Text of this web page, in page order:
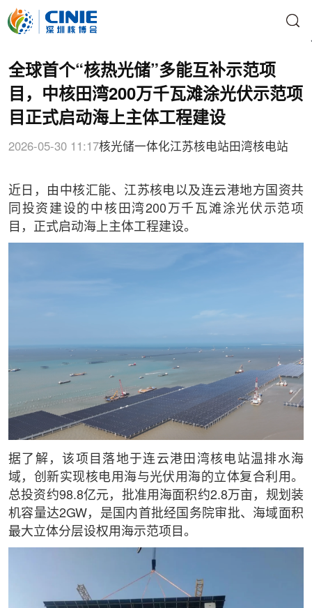
全球首个“核热光储”多能互补示范项
目，中核田湾200万千瓦滩涂光伏示范项
目正式启动海上主体工程建设
2026-05-30 11:17核光储一体化江苏核电站田湾核电站
近日，由中核汇能、江苏核电以及连云港地方国资共
同投资建设的中核田湾200万千瓦滩涂光伏示范项
目，正式启动海上主体工程建设。
据了解，该项目落地于连云港田湾核电站温排水海
域，创新实现核电用海与光伏用海的立体复合利用。
总投资约98.8亿元，批准用海面积约2.8万亩，规划装
机容量达2GW，是国内首批经国务院审批、海域面积
最大立体分层设权用海示范项目。